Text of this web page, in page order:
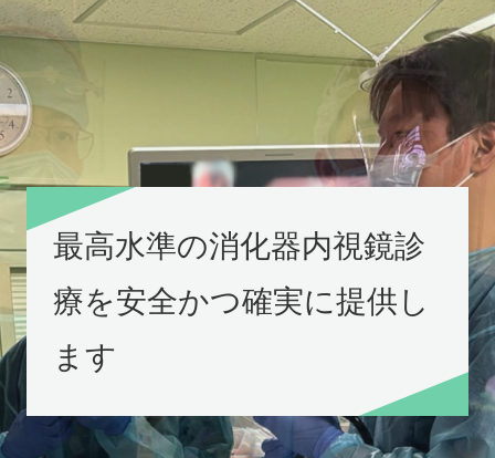
福島県消化器内視鏡技師研究会
お問い合わせ
寄附 お問い合わせ
最高水準の消化器内視鏡診
療を安全かつ確実に提供し
ます